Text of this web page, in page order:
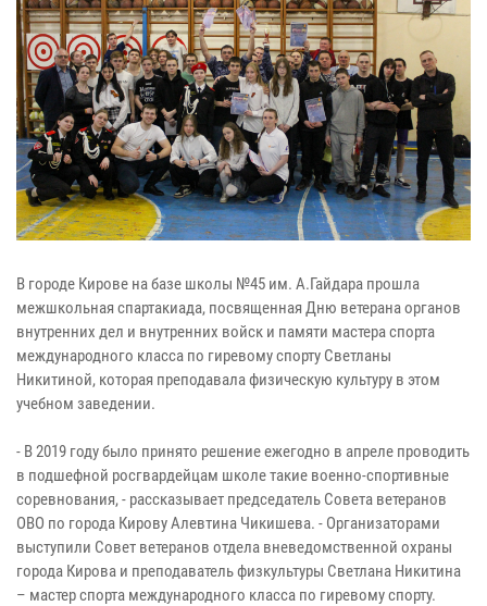
В городе Кирове на базе школы №45 им. А.Гайдара прошла
межшкольная спартакиада, посвященная Дню ветерана органов
внутренних дел и внутренних войск и памяти мастера спорта
международного класса по гиревому спорту Светланы
Никитиной, которая преподавала физическую культуру в этом
учебном заведении.
- В 2019 году было принято решение ежегодно в апреле проводить
в подшефной росгвардейцам школе такие военно-спортивные
соревнования, - рассказывает председатель Совета ветеранов
ОВО по города Кирову Алевтина Чикишева. - Организаторами
выступили Совет ветеранов отдела вневедомственной охраны
города Кирова и преподаватель физкультуры Светлана Никитина
– мастер спорта международного класса по гиревому спорту.